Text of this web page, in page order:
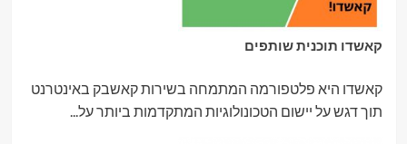
קאשדו תוכנית שותפים
קאשדו היא פלטפורמה המתמחה בשירות קאשבק באינטרנט
תוך דגש על יישום הטכונולוגיות המתקדמות ביותר על...